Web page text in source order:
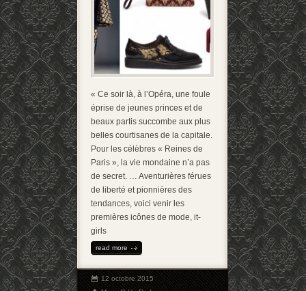
« Ce soir là, à l’Opéra, une foule
éprise de jeunes princes et de
beaux partis succombe aux plus
belles courtisanes de la capitale.
Pour les célèbres « Reines de
Paris », la vie mondaine n’a pas
de secret. … Aventurières férues
de liberté et pionnières des
tendances, voici venir les
premières icônes de mode, it-
girls
read more
12 octobre 2015